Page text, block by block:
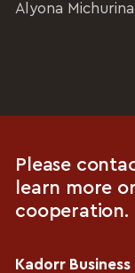
Alyona
Please
learn more
cooperation.
Kadorr